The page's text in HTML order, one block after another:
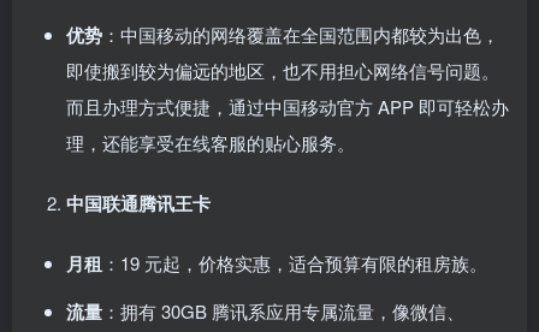
优势 ：中国移动的网络覆盖在全国范围内都较为出色，
即使搬到较为偏远的地区，也不用担心网络信号问题。
而且办理方式便捷，通过中国移动官方 APP 即可轻松办
理，还能享受在线客服的贴心服务。
中国联通腾讯王卡
月租 ：19 元起，价格实惠，适合预算有限的租房族。
流量 ：拥有 30GB 腾讯系应用专属流量，像微信、